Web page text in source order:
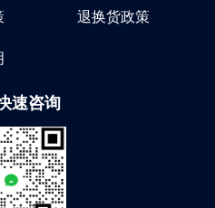
退换货政策
速咨询